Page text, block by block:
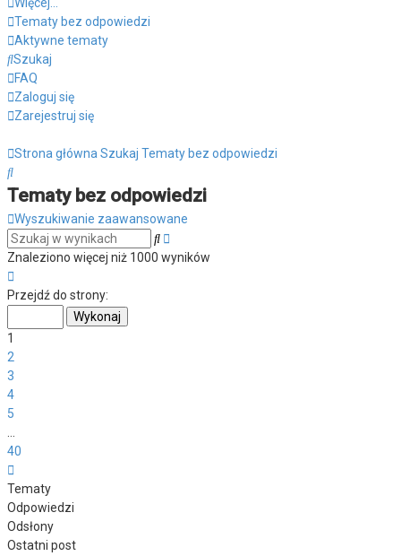
Tematy bez odpowiedzi
Aktywne tematy
Szukaj
FAQ
Zaloguj się
Zarejestruj się
Strona główna Szukaj Tematy bez odpowiedzi
Szukaj
Tematy bez odpowiedzi
Wyszukiwanie zaawansowane
Szukaj
zaawansowane
Znaleziono więcej niż 1000 wyników
1
40
Przejdź do strony:
1
2
3
4
5
40
Tematy
Odpowiedzi
Odsłony
Ostatni post